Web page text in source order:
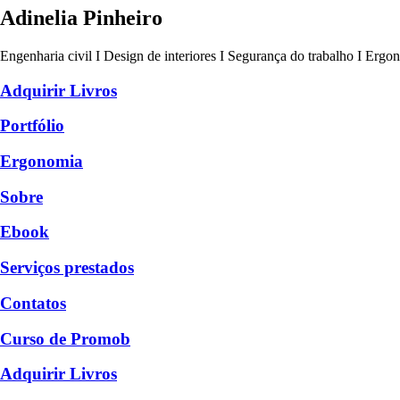
Adinelia Pinheiro
Engenharia civil I Design de interiores I Segurança do trabalho I
Adquirir Livros
Portfólio
Ergonomia
Sobre
Ebook
Serviços prestados
Contatos
Curso de Promob
Adquirir Livros